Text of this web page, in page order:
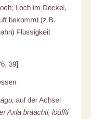
Loch im Deckel,
bekommt (z.B.
Flüssigkeit
39]
auf der Achsel
Axla bräächti, löüffti